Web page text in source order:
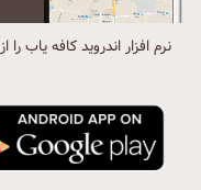
نرم افزار اندروید کافه یاب